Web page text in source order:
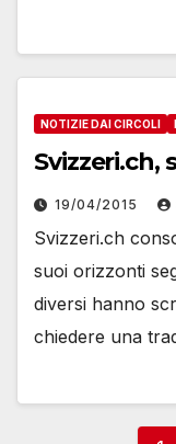
NOTIZIE DAI CIRCOLI
Svizzeri.ch,
19/04/2015
Svizzeri.ch
suoi orizzonti
diversi hanno
chiedere una